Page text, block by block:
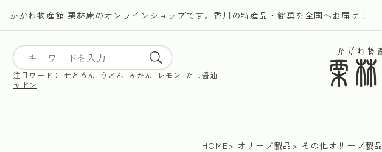
かがわ物産館 栗林庵のオンラインショップです。香川の特産品・銘菓を全国へお届け！
注目ワード： せとろん うどん みかん レモン
だし醤油
ヤドン
HOME オリーブ製品 その他オリーブ製品